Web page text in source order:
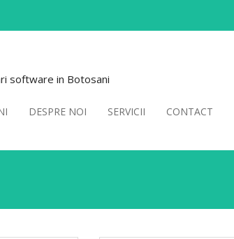
software in Botosani
DESPRE NOI SERVICII CONTACT